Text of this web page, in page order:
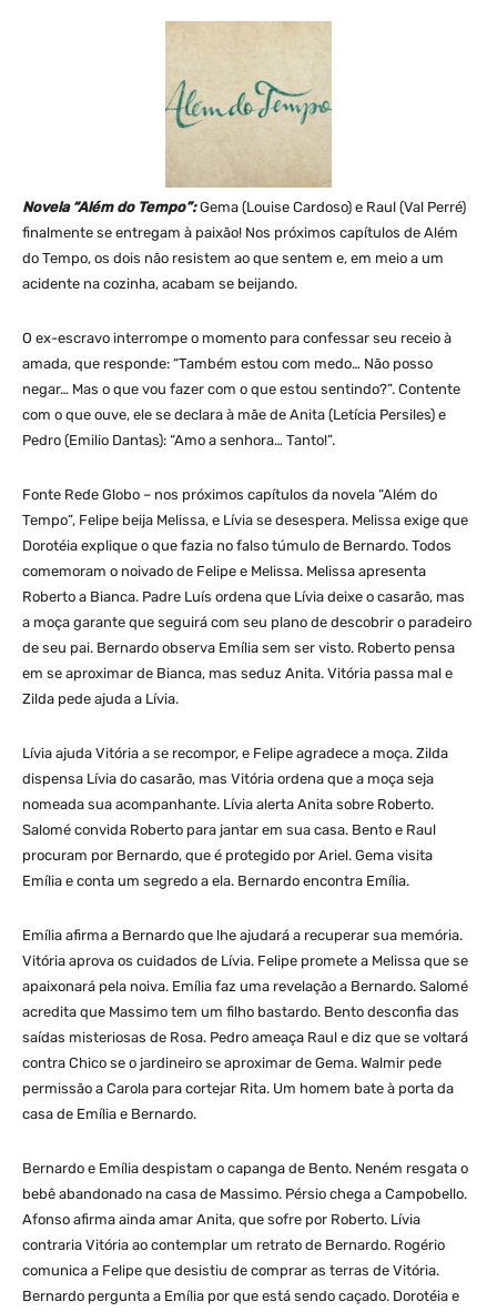
Novela “Além do Tempo”:Gema (Louise Cardoso) e Raul (Val Perré)
finalmente se entregam à paixão! Nos próximos capítulos de Além
do Tempo, os dois não resistem ao que sentem e, em meio a um
acidente na cozinha, acabam se beijando.
O ex-escravo interrompe o momento para confessar seu receio à
amada, que responde: “Também estou com medo… Não posso
negar… Mas o que vou fazer com o que estou sentindo?”. Contente
com o que ouve, ele se declara à mãe de Anita (Letícia Persiles) e
Pedro (Emilio Dantas): “Amo a senhora… Tanto!”.
Fonte Rede Globo – nos próximos capítulos da novela “Além do
Tempo”, Felipe beija Melissa, e Lívia se desespera. Melissa exige que
Dorotéia explique o que fazia no falso túmulo de Bernardo. Todos
comemoram o noivado de Felipe e Melissa. Melissa apresenta
Roberto a Bianca. Padre Luís ordena que Lívia deixe o casarão, mas
a moça garante que seguirá com seu plano de descobrir o paradeiro
de seu pai. Bernardo observa Emília sem ser visto. Roberto pensa
em se aproximar de Bianca, mas seduz Anita. Vitória passa mal e
Zilda pede ajuda a Lívia.
Lívia ajuda Vitória a se recompor, e Felipe agradece a moça. Zilda
dispensa Lívia do casarão, mas Vitória ordena que a moça seja
nomeada sua acompanhante. Lívia alerta Anita sobre Roberto.
Salomé convida Roberto para jantar em sua casa. Bento e Raul
procuram por Bernardo, que é protegido por Ariel. Gema visita
Emília e conta um segredo a ela. Bernardo encontra Emília.
Emília afirma a Bernardo que lhe ajudará a recuperar sua memória.
Vitória aprova os cuidados de Lívia. Felipe promete a Melissa que se
apaixonará pela noiva. Emília faz uma revelação a Bernardo. Salomé
acredita que Massimo tem um filho bastardo. Bento desconfia das
saídas misteriosas de Rosa. Pedro ameaça Raul e diz que se voltará
contra Chico se o jardineiro se aproximar de Gema. Walmir pede
permissão a Carola para cortejar Rita. Um homem bate à porta da
casa de Emília e Bernardo.
Bernardo e Emília despistam o capanga de Bento. Neném resgata o
bebê abandonado na casa de Massimo. Pérsio chega a Campobello.
Afonso afirma ainda amar Anita, que sofre por Roberto. Lívia
contraria Vitória ao contemplar um retrato de Bernardo. Rogério
comunica a Felipe que desistiu de comprar as terras de Vitória.
Bernardo pergunta a Emília por que está sendo caçado. Dorotéia e